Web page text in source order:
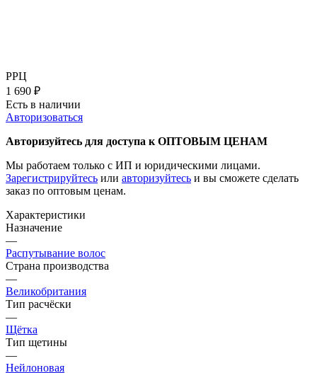
РРЦ
1 690 ₽
Есть в наличии
Авторизоваться
Авторизуйтесь для доступа к ОПТОВЫМ ЦЕНАМ
Мы работаем только с ИП и юридическими лицами.
Зарегистрируйтесь или авторизуйтесь и вы сможете сделать
заказ по оптовым ценам.
Характеристики
Назначение
—
Распутывание волос
Страна производства
—
Великобритания
Тип расчёски
—
Щётка
Тип щетины
—
Нейлоновая